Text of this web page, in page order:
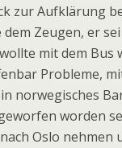
zur Aufklärung
Zeugen, er
mit dem Bus
Probleme,
norwegisches
worden
Oslo nehmen